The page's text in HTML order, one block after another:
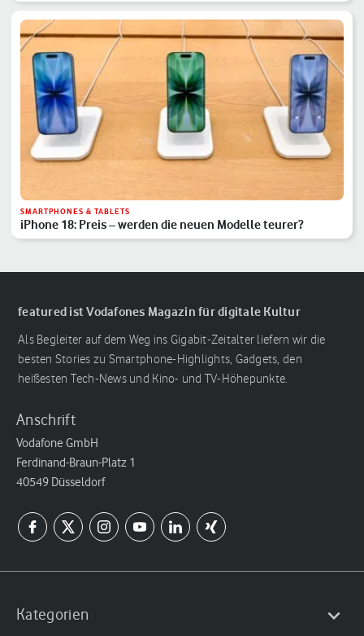
SMARTPHONES & TABLETS
iPhone 18: Preis – werden die neuen Modelle teurer?
featured ist Vodafones Magazin für digitale Kultur
Als Begleiter auf dem Weg ins Gigabit-Zeitalter liefern wir die
besten Stories zu Smartphone-Highlights, Gadgets, den
heißesten Tech-News und Kino- und TV-Höhepunkte.
Anschrift
Vodafone GmbH
Ferdinand-Braun-Platz 1
40549 Düsseldorf
Kategorien